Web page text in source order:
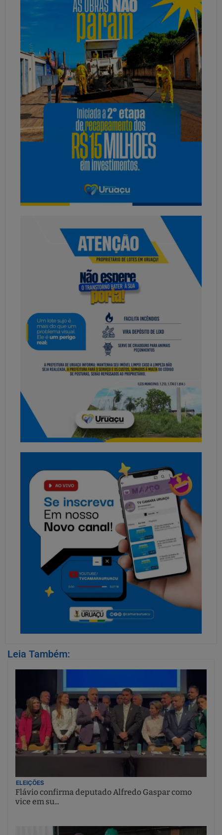
Leia Também:
ELEIÇÕES
Flávio confirma deputado Alfredo Gaspar como
vice em su...